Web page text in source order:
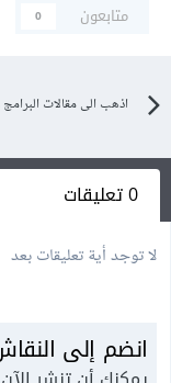
متابعون
0
اذهب الى مقالات
0 تعليقات
لا توجد أية تعليقات بعد
انضم إلى